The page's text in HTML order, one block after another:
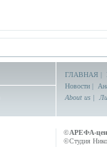
ГЛАВНАЯ |
Новости |
About us |
©АРЕФА-
©Студия